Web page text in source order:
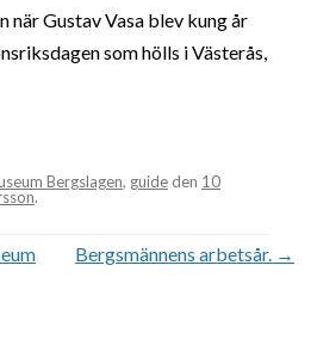
när Gustav Vasa blev kung år
som hölls i Västerås,
Bergslagen, guide den 10
.
Bergsmännens arbetsår. →